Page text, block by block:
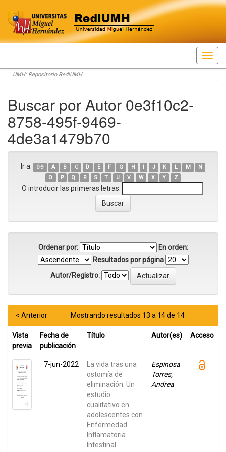
Skip
navigation
UMH: Repositorio RediUMH
Buscar por Autor 0e3f10c2-
8758-495f-9469-
4de3a1479b70
Ir a: 0-9 A B C D E F G H I J K L M
N
O
P Q R S T U V W X Y Z
O introducir las primeras letras:
Ordenar por:
En orden:
Resultados por página
Autor/Registro:
Mostrando resultados 13 a 14 de 14
< Anterior
Vista
previa
Fecha de
publicación
Título Autor(es) Acceso
7-jun-2022
La vida tras una
ostomía de
eliminación. Un
estudio
cualitativo en
adolescentes con
Enfermedad
Inflamatoria
Intestinal
Espinosa
Torres,
Andrea